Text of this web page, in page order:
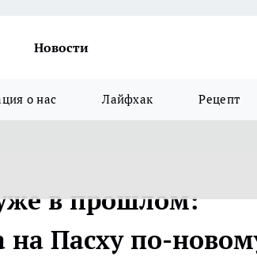
Новости
о нас Лайфхак Рецепт
в прошлом:
на Пасху по-